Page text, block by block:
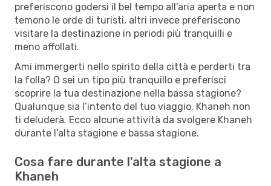
preferiscono godersi il bel tempo all’aria aperta e non
temono le orde di turisti, altri invece preferiscono
visitare la destinazione in periodi più tranquilli e
meno affollati.
Ami immergerti nello spirito della città e perderti tra
la folla? O sei un tipo più tranquillo e preferisci
scoprire la tua destinazione nella bassa stagione?
Qualunque sia l’intento del tuo viaggio, Khaneh non
ti deluderà. Ecco alcune attività da svolgere Khaneh
durante l’alta stagione e bassa stagione.
Cosa fare durante l'alta stagione a
Khaneh